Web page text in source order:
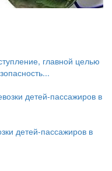
главной целью
детей-пассажиров в